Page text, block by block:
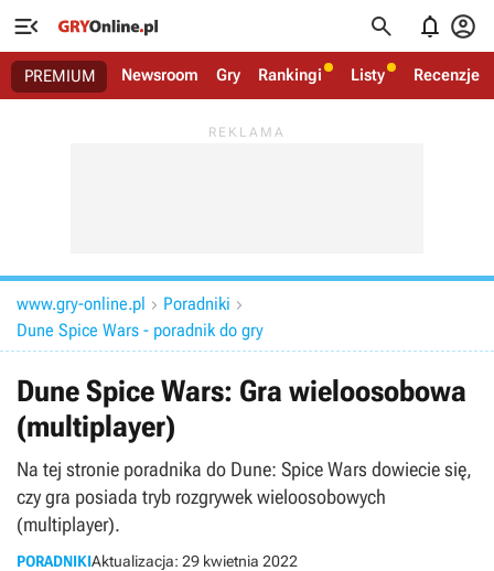
   
PREMIUM Newsroom Gry Rankingi Listy Recenzje
www.gry-online.pl  Poradniki 
Dune Spice Wars - poradnik do gry
Dune Spice Wars: Gra wieloosobowa
(multiplayer)
Na tej stronie poradnika do Dune: Spice Wars dowiecie się,
czy gra posiada tryb rozgrywek wieloosobowych
(multiplayer).
PORADNIKIAktualizacja: 29 kwietnia 2022